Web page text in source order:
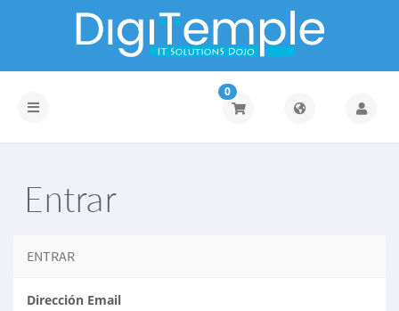
Alternar
0
Entrar
ENTRAR
Dirección Email